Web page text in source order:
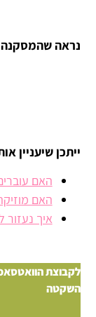
נראה שהמסקנה
ייתכן שיעניין
האם
האם
איך
לקבוצת
השקטה